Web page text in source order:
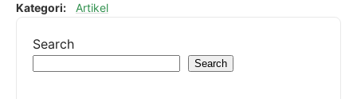
Kategori: Artikel
Search
Search